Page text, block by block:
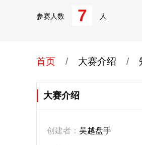
参赛人数 7 人
首页 / 大赛介绍 /
大赛介绍
创建者： 吴越盘手